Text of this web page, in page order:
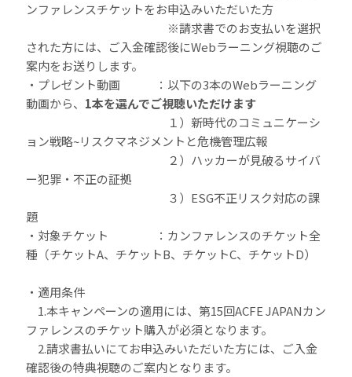
ンファレンスチケットをお申込みいただいた方
※請求書でのお支払いを選択
された方には、ご入金確認後にWebラーニング視聴のご
案内をお送りします。
・プレゼント動画 ：以下の3本のWebラーニング
動画から、 1本を選んでご視聴いただけます
１）新時代のコミュニケーシ
ョン戦略~リスクマネジメントと危機管理広報
２）ハッカーが見破るサイバ
ー犯罪・不正の証拠
３）ESG不正リスク対応の課
題
・対象チケット ：カンファレンスのチケット全
種（チケットA、チケットB、チケットC、チケットD）
・適用条件
1.本キャンペーンの適用には、第15回ACFE JAPANカン
ファレンスのチケット購入が必須となります。
2.請求書払いにてお申込みいただいた方には、ご入金
確認後の特典視聴のご案内となります。